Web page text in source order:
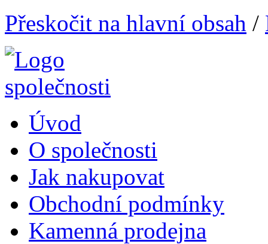
Přeskočit na hlavní obsah /
Úvod
O společnosti
Jak nakupovat
Obchodní podmínky
Kamenná prodejna